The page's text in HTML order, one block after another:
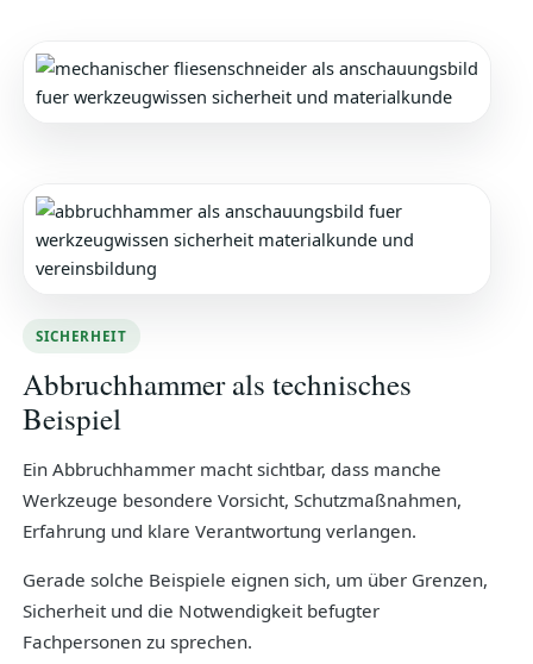
SICHERHEIT
Abbruchhammer als technisches
Beispiel
Ein Abbruchhammer macht sichtbar, dass manche
Werkzeuge besondere Vorsicht, Schutzmaßnahmen,
Erfahrung und klare Verantwortung verlangen.
Gerade solche Beispiele eignen sich, um über Grenzen,
Sicherheit und die Notwendigkeit befugter
Fachpersonen zu sprechen.